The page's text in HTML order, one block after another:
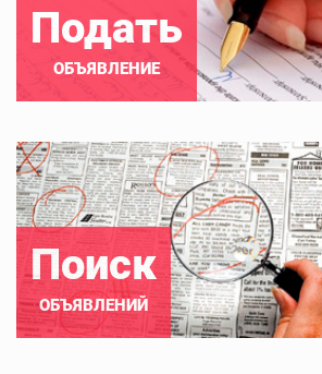
Подать
ОБЪЯВЛЕНИЕ
Поиск
ОБЪЯВЛЕНИЙ